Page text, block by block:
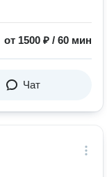
от 1500 ₽ / 60 мин
Чат